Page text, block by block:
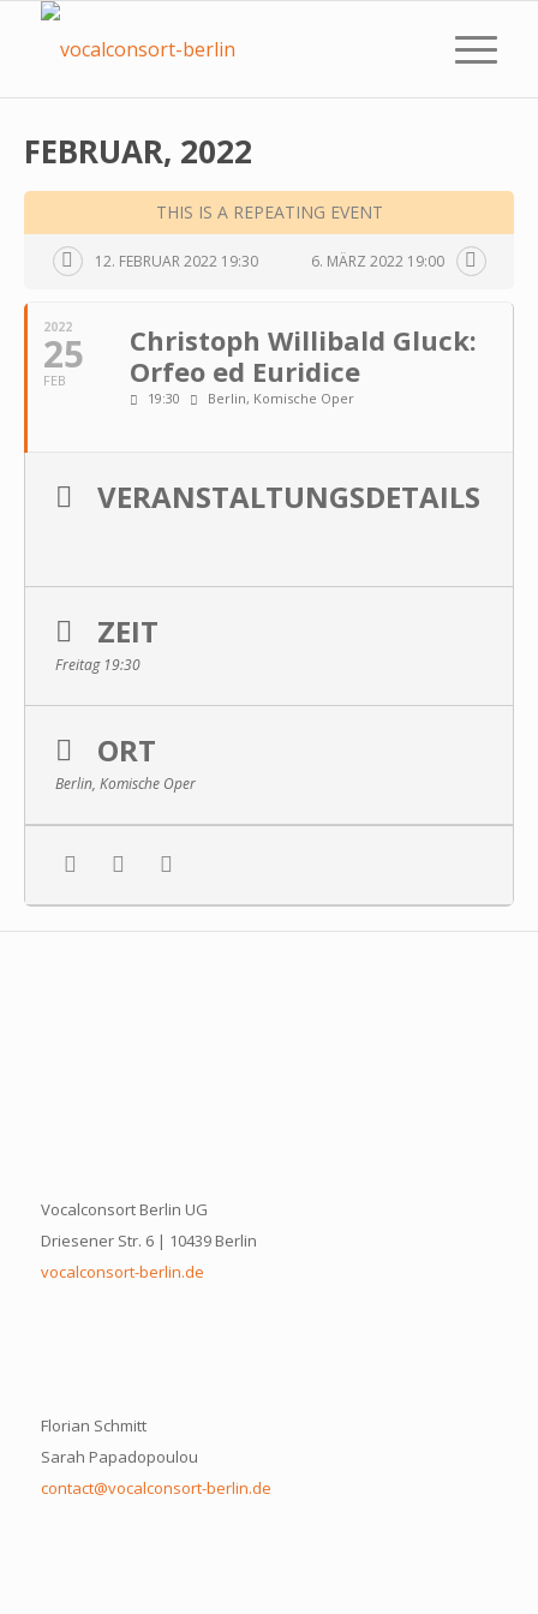
FEBRUAR, 2022
THIS IS A REPEATING EVENT
12. FEBRUAR 2022 19:30 6. MÄRZ 2022 19:00
2022
25
FEB
Christoph Willibald Gluck:
Orfeo ed Euridice
19:30 Berlin, Komische Oper
VERANSTALTUNGSDETAILS
ZEIT
Freitag 19:30
ORT
Berlin, Komische Oper
Vocalconsort Berlin UG
Driesener Str. 6 | 10439 Berlin
vocalconsort-berlin.de
Florian Schmitt
Sarah Papadopoulou
contact@vocalconsort-berlin.de